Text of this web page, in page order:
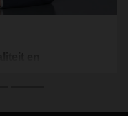
omgeving -